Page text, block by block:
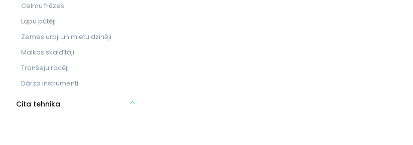
Celmu frēzes
Lapu pūtēji
Zemes urbji un mietu dzinēji
Malkas skaldītāji
Tranšeju racēji
Dārza instrumenti
Cita tehnika